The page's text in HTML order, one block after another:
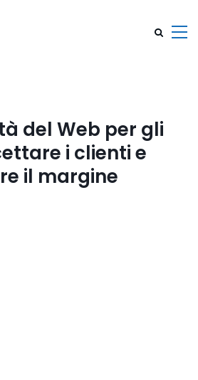
del Web per gli
i clienti e
il margine